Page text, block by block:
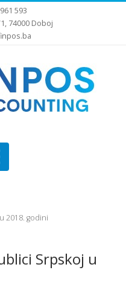
593
74000 Doboj
2018. godini
Srpskoj u